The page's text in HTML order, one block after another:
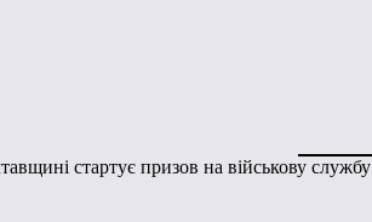
стартує призов на військову службу